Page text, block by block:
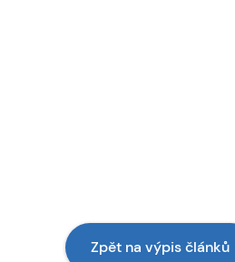
Zpět na výpis článků